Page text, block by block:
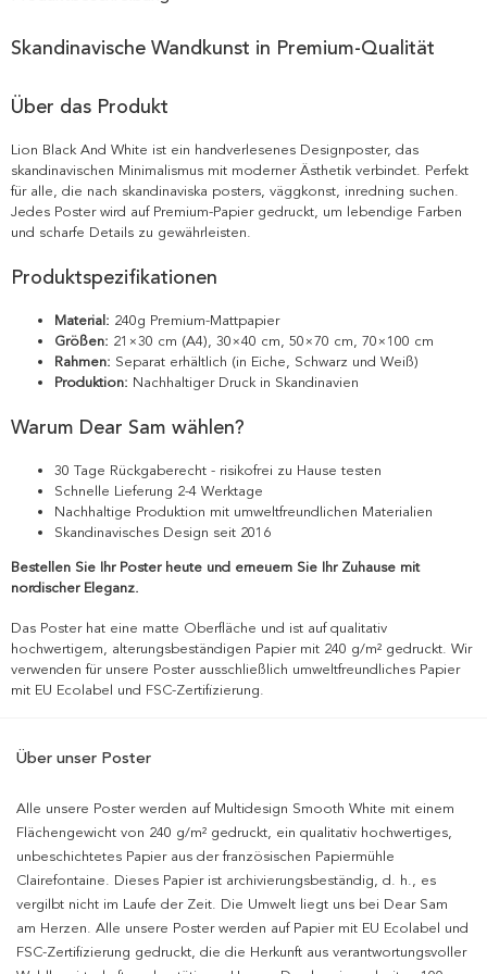
Skandinavische Wandkunst in Premium-Qualität
Über das Produkt
Lion Black And White ist ein handverlesenes Designposter, das
skandinavischen Minimalismus mit moderner Ästhetik verbindet. Perfekt
für alle, die nach skandinaviska posters, väggkonst, inredning suchen.
Jedes Poster wird auf Premium-Papier gedruckt, um lebendige Farben
und scharfe Details zu gewährleisten.
Produktspezifikationen
Material: 240g Premium-Mattpapier
Größen: 21×30 cm (A4), 30×40 cm, 50×70 cm, 70×100 cm
Rahmen: Separat erhältlich (in Eiche, Schwarz und Weiß)
Produktion: Nachhaltiger Druck in Skandinavien
Warum Dear Sam wählen?
30 Tage Rückgaberecht - risikofrei zu Hause testen
Schnelle Lieferung 2-4 Werktage
Nachhaltige Produktion mit umweltfreundlichen Materialien
Skandinavisches Design seit 2016
Bestellen Sie Ihr Poster heute und erneuern Sie Ihr Zuhause mit
nordischer Eleganz.
Das Poster hat eine matte Oberfläche und ist auf qualitativ
hochwertigem, alterungsbeständigen Papier mit 240 g/m² gedruckt. Wir
verwenden für unsere Poster ausschließlich umweltfreundliches Papier
mit EU Ecolabel und FSC-Zertifizierung.
Über unser Poster
Alle unsere Poster werden auf Multidesign Smooth White mit einem
Flächengewicht von 240 g/m² gedruckt, ein qualitativ hochwertiges,
unbeschichtetes Papier aus der französischen Papiermühle
Clairefontaine. Dieses Papier ist archivierungsbeständig, d. h., es
vergilbt nicht im Laufe der Zeit. Die Umwelt liegt uns bei Dear Sam
am Herzen. Alle unsere Poster werden auf Papier mit EU Ecolabel und
FSC-Zertifizierung gedruckt, die die Herkunft aus verantwortungsvoller